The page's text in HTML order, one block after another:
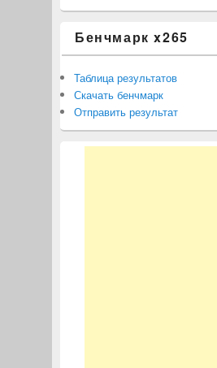
Бенчмарк x265
Таблица результатов
Скачать бенчмарк
Отправить результат